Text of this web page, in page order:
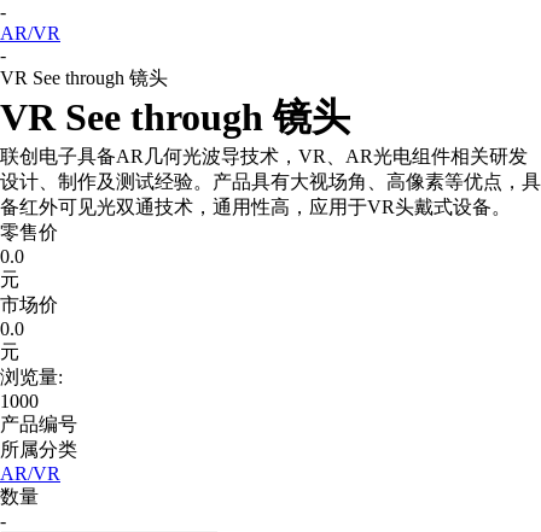
-
AR/VR
-
VR See through 镜头
VR See through 镜头
联创电子具备AR几何光波导技术，VR、AR光电组件相关研发
设计、制作及测试经验。产品具有大视场角、高像素等优点，具
备红外可见光双通技术，通用性高，应用于VR头戴式设备。
零售价
0.0
元
市场价
0.0
元
浏览量:
1000
产品编号
所属分类
AR/VR
数量
-